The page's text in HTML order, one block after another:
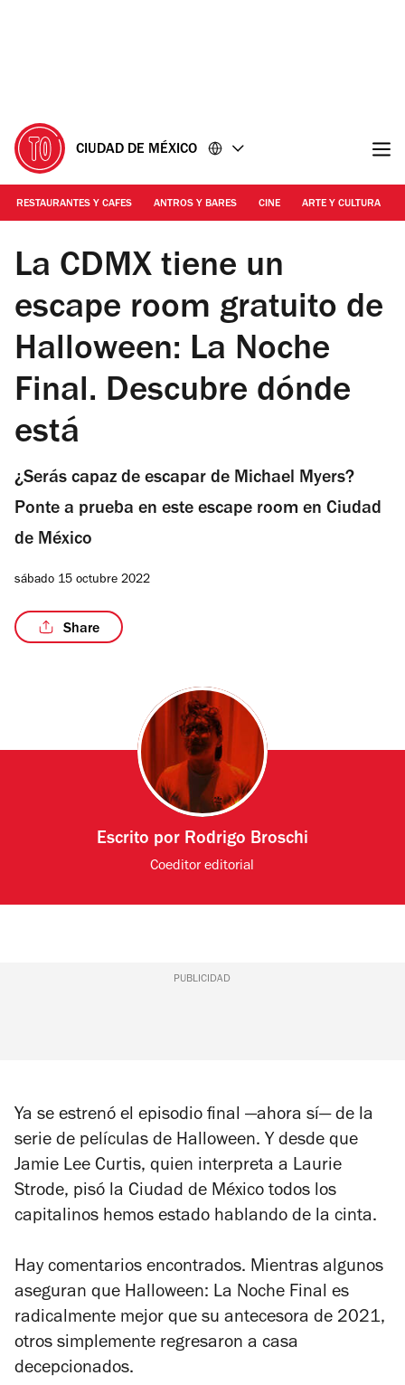
CIUDAD DE MÉXICO
RESTAURANTES Y CAFES ANTROS Y BARES CINE ARTE Y CULTURA
Foto: Cortesía Universal Pictures México
La CDMX tiene un
escape room gratuito de
Halloween: La Noche
Final. Descubre dónde
está
¿Serás capaz de escapar de Michael Myers?
Ponte a prueba en este escape room en Ciudad
de México
sábado 15 octubre 2022
Share
Escrito por Rodrigo Broschi
Coeditor editorial
PUBLICIDAD
Ya se estrenó el episodio final —ahora sí— de la
serie de películas de Halloween. Y desde que
Jamie Lee Curtis, quien interpreta a Laurie
Strode, pisó la Ciudad de México todos los
capitalinos hemos estado hablando de la cinta.
Hay comentarios encontrados. Mientras algunos
aseguran que Halloween: La Noche Final es
radicalmente mejor que su antecesora de 2021,
otros simplemente regresaron a casa
decepcionados.